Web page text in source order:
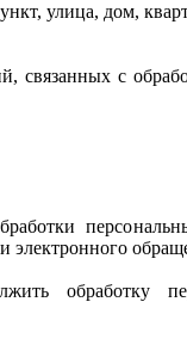
улица, дом,
с
обработку